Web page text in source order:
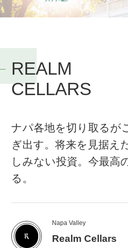
REALM
CELLARS
ナパ各地を切り取るが
ぎ出す。将来を見据え
しみない投資。今最高
る。
Napa Valley
Realm Cellars